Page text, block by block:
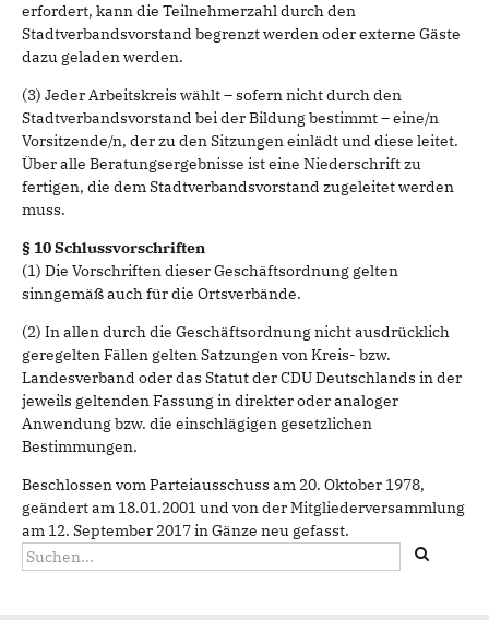
erfordert, kann die Teilnehmerzahl durch den
Stadtverbandsvorstand begrenzt werden oder externe Gäste
dazu geladen werden.
(3) Jeder Arbeitskreis wählt – sofern nicht durch den
Stadtverbandsvorstand bei der Bildung bestimmt – eine/n
Vorsitzende/n, der zu den Sitzungen einlädt und diese leitet.
Über alle Beratungsergebnisse ist eine Niederschrift zu
fertigen, die dem Stadtverbandsvorstand zugeleitet werden
muss.
§ 10 Schlussvorschriften
(1) Die Vorschriften dieser Geschäftsordnung gelten
sinngemäß auch für die Ortsverbände.
(2) In allen durch die Geschäftsordnung nicht ausdrücklich
geregelten Fällen gelten Satzungen von Kreis- bzw.
Landesverband oder das Statut der CDU Deutschlands in der
jeweils geltenden Fassung in direkter oder analoger
Anwendung bzw. die einschlägigen gesetzlichen
Bestimmungen.
Beschlossen vom Parteiausschuss am 20. Oktober 1978,
geändert am 18.01.2001 und von der Mitgliederversammlung
am 12. September 2017 in Gänze neu gefasst.
Suchformular
Suche